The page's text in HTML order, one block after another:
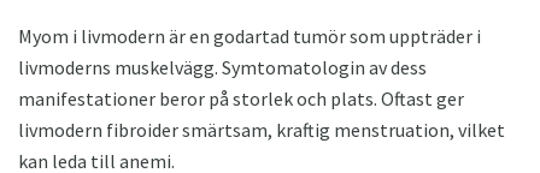
Myom i livmodern är en godartad tumör som uppträder i
livmoderns muskelvägg. Symtomatologin av dess
manifestationer beror på storlek och plats. Oftast ger
livmodern fibroider smärtsam, kraftig menstruation, vilket
kan leda till anemi.